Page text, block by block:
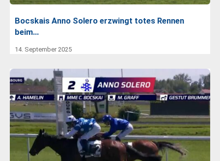
Bocskais Anno Solero erzwingt totes Rennen
beim…
14. September 2025